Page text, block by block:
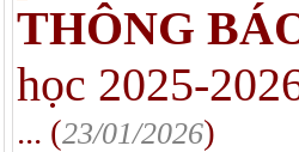
THÔNG
học 2025-
... (23/01/2026)